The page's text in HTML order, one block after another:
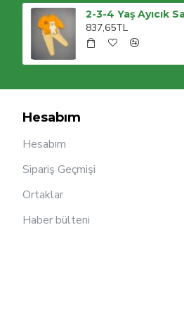
837,65TL
Hesabım
Hesabım
Sipariş Geçmişi
Ortaklar
Haber bülteni